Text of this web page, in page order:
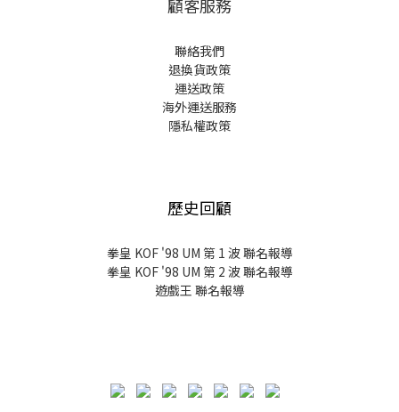
顧客服務
聯絡我們
退換貨政策
運送政策
海外運送服務
隱私權政策
歷史回顧
拳皇 KOF '98 UM 第 1 波 聯名報導
拳皇 KOF '98 UM 第 2 波 聯名報導
遊戲王 聯名報導